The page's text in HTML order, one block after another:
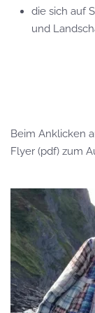
die sich auf
und
Beim Anklicken
Flyer (pdf) zum